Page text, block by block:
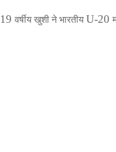
19 वर्षीय खुशी ने भारतीय U-20